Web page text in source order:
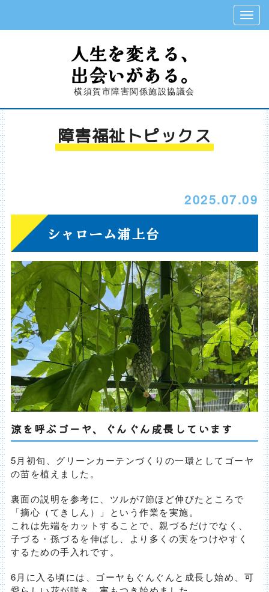
人生を変える、
出会いがある。
横須賀市障害関係施設協議会
障害福祉トピックス
2025.07.09
シャローム浦上台
涼を呼ぶゴーヤ、ぐんぐん成長しています
5月初旬、グリーンカーテンづくりの一環としてゴーヤ
の苗を植えました。
裏面の説明を参考に、ツルが7節ほど伸びたところで
「摘心（てきしん）」という作業を実施。
これは先端をカットすることで、親づるだけでなく、
子づる・孫づるを伸ばし、より多くの実をつけやすく
するための手入れです。
6月に入る頃には、ゴーヤもぐんぐんと成長し始め、可